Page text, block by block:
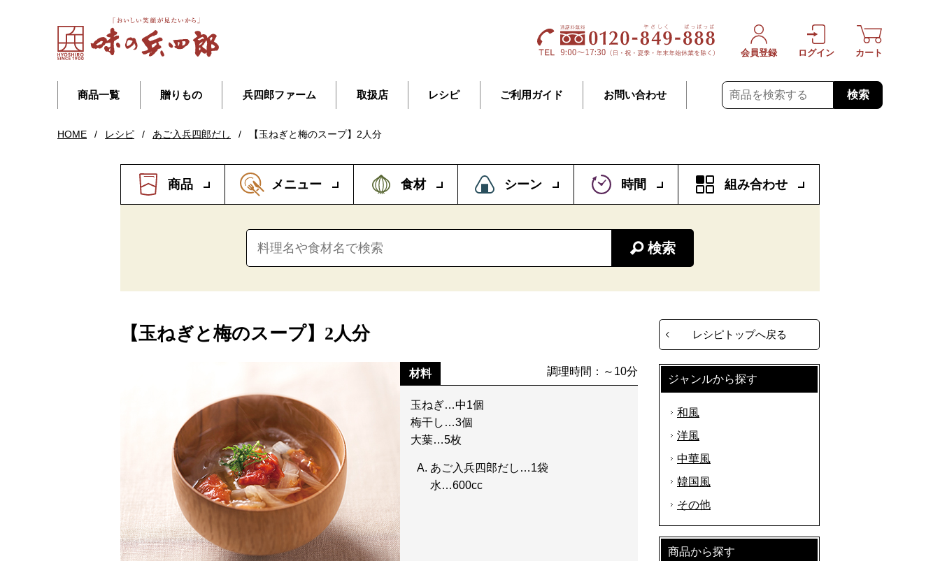
商品一覧 贈りもの 兵四郎ファーム 取扱店 レシピ ご利用ガイド お問い合わせ 検索
会員登録 ログイン カート
HOME / レシピ / あご入兵四郎だし / 【玉ねぎと梅のスープ】2人分
商品 メニュー 食材 シーン 時間 組み合わせ
検索
【玉ねぎと梅のスープ】2人分
材料 調理時間：～10分
玉ねぎ…中1個
梅干し…3個
大葉…5枚
あご入兵四郎だし…1袋
水…600cc
レシピトップへ戻る
ジャンルから探す
和風
洋風
中華風
韓国風
その他
商品から探す